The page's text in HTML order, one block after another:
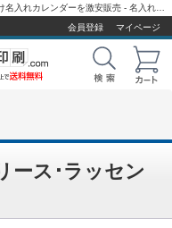
会員登録
マイページ
ース･ラッセン